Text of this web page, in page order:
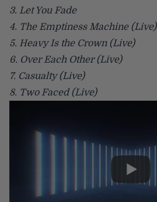
3. Let You Fade
4. The Emptiness Machine (Live)
5. Heavy Is the Crown (Live)
6. Over Each Other (Live)
7. Casualty (Live)
8. Two Faced (Live)